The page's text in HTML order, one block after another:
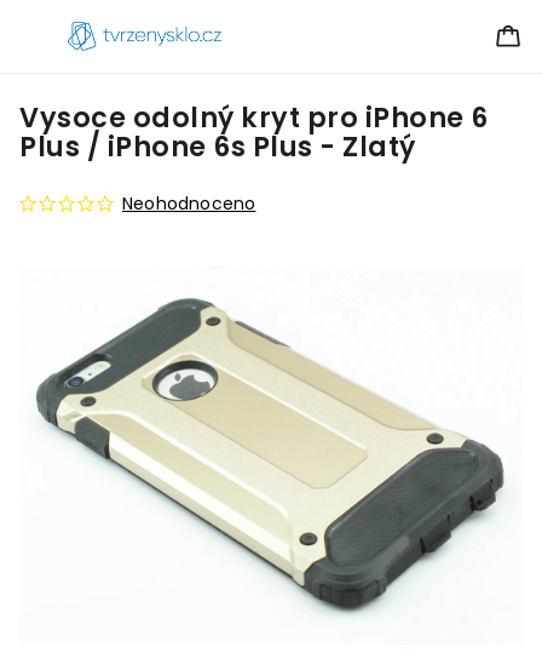
Vysoce odolný kryt pro iPhone 6
Plus / iPhone 6s Plus - Zlatý
Neohodnoceno